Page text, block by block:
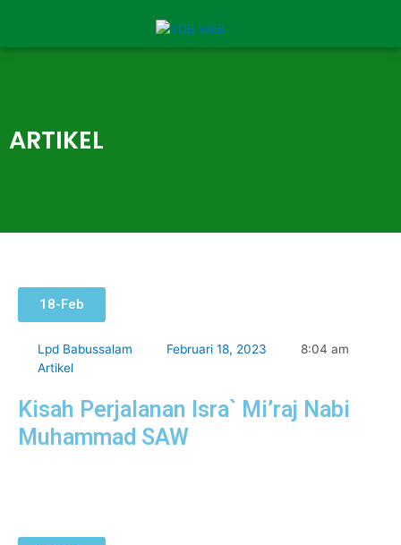
ARTIKEL
18-Feb
Lpd Babussalam Februari 18, 2023
8:04 am
Artikel
Kisah Perjalanan Isra` Mi’raj Nabi
Muhammad SAW